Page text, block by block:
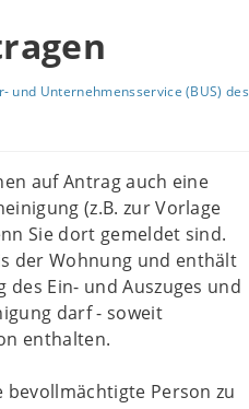
und Unternehmensservice (BUS) des
auf Antrag auch eine
(z.B. zur Vorlage
Sie dort gemeldet sind.
der Wohnung und enthält
Ein- und Auszuges und
darf - soweit
enthalten.
Person zu